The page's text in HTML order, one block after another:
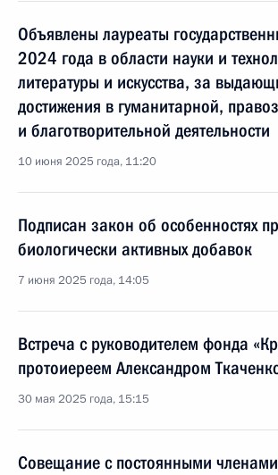
Объявлены лауреаты
2024 года в области науки и
литературы и искусства, за
достижения в гуманитарной,
и благотворительной деятельности
10 июня 2025 года, 11:20
Подписан закон об особенностях
биологически активных добавок
7 июня 2025 года, 14:05
Встреча с руководителем фонда
протоиереем Александром
30 мая 2025 года, 15:15
Совещание с постоянными